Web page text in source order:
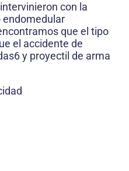
con la
endomedular
que el tipo
el accidente de
y proyectil de arma